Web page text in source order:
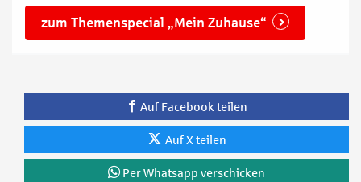
zum Themenspecial „Mein Zuhause“
Auf Facebook teilen
Auf X teilen
Per Whatsapp verschicken